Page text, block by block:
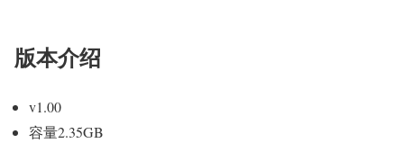
版本介绍
v1.00
容量2.35GB